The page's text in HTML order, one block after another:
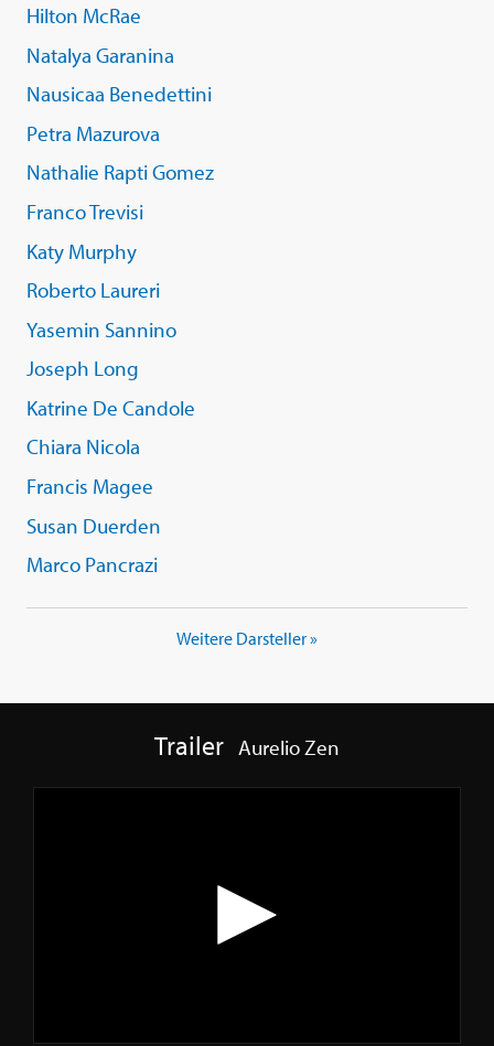
Hilton McRae
Natalya Garanina
Nausicaa Benedettini
Petra Mazurova
Nathalie Rapti Gomez
Franco Trevisi
Katy Murphy
Roberto Laureri
Yasemin Sannino
Joseph Long
Katrine De Candole
Chiara Nicola
Francis Magee
Susan Duerden
Marco Pancrazi
Weitere Darsteller »
Trailer Aurelio Zen